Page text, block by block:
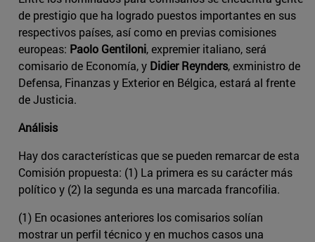
de prestigio que ha logrado puestos importantes en sus
respectivos países, así como en previas comisiones
europeas: Paolo Gentiloni, expremier italiano, será
comisario de Economía, y Didier Reynders, exministro de
Defensa, Finanzas y Exterior en Bélgica, estará al frente
de Justicia.
Análisis
Hay dos características que se pueden remarcar de esta
Comisión propuesta: (1) La primera es su carácter más
político y (2) la segunda es una marcada francofilia.
(1) En ocasiones anteriores los comisarios solían
mostrar un perfil técnico y en muchos casos una